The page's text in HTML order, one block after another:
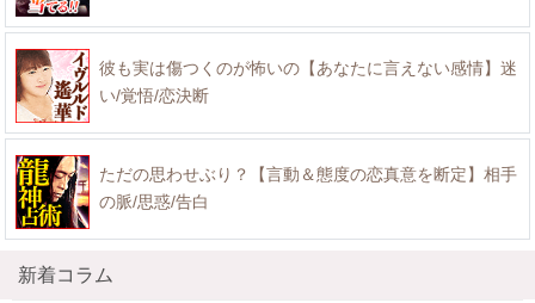
彼も実は傷つくのが怖いの【あなたに言えない感情】迷
い/覚悟/恋決断
ただの思わせぶり？【言動＆態度の恋真意を断定】相手
の脈/思惑/告白
新着コラム